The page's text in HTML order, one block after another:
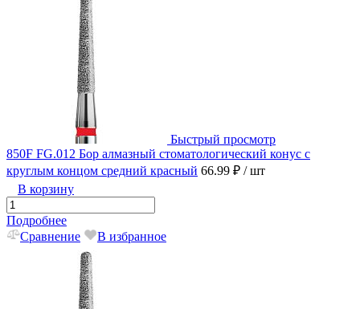
Быстрый просмотр
850F FG.012 Бор алмазный стоматологический конус с
круглым концом средний красный 66.99 ₽ / шт
В корзину
Подробнее
Сравнение
В избранное